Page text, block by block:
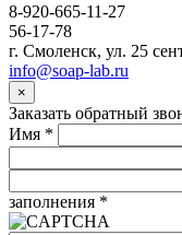
8-920-665-11-27
56-17-78
г. Смоленск, ул. 25
info@soap-lab.ru
×
Заказать обратный
Имя *
заполнения *